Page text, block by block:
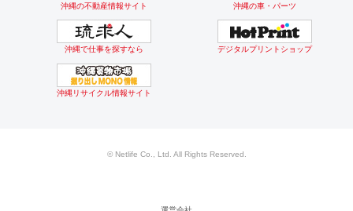
沖縄の不動産情報サイト 沖縄の車・パーツ
沖縄で仕事を探すなら デジタルプリントショップ
沖縄リサイクル情報サイト
© Netlife Co., Ltd. All Rights Reserved.